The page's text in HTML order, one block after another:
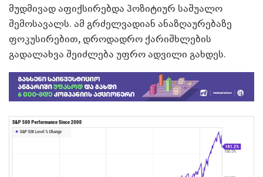
მუდმივად აფიქსირებდა პოზიტიურ საშუალო
შემოსავალს. ამ გრძელვადიან ანაზღაურებაზე
ფოკუსირებით, დროდადრო ქარიშხლების
გადალახვა შეიძლება უფრო ადვილი გახდეს.